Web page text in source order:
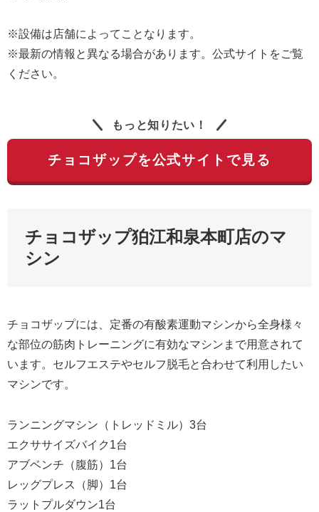
※設備は店舗によってことなります。
※最新の情報と異なる場合があります。公式サイトをご覧
ください。
もっと知りたい！
チョコザップを公式サイトで見る
チョコザップ狛江和泉本町店のマ
シン
チョコザップには、定番の有酸素運動マシンから全身様々
な部位の筋肉トレーニングに有効なマシンまで用意されて
います。セルフエステやセルフ脱毛と合わせて利用したい
マシンです。
ランニングマシン（トレッドミル）3台
エクササイズバイク1台
アブベンチ（腹筋）1台
レッグプレス（脚）1台
ラットプルダウン1台